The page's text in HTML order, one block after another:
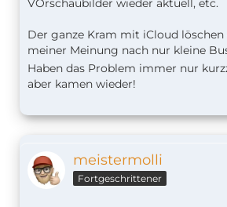
VOrschaubilder wieder aktuell, etc.
Der ganze Kram mit iCloud löschen
meiner Meinung nach nur kleine
Haben das Problem immer nur
aber kamen wieder!
meistermolli
Fortgeschrittener